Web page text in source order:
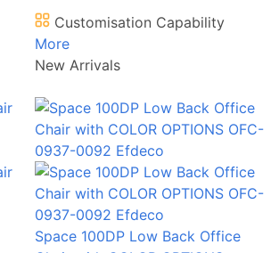
Customisation Capability
More
New Arrivals
Space 100DP Low Back Office